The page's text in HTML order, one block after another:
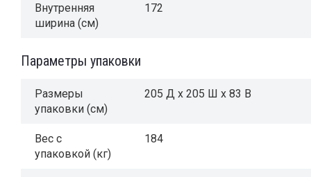
Внутренняя
ширина (см)
172
Параметры упаковки
Размеры
упаковки (см)
205 Д x 205 Ш x 83 В
Вес с
упаковкой (кг)
184